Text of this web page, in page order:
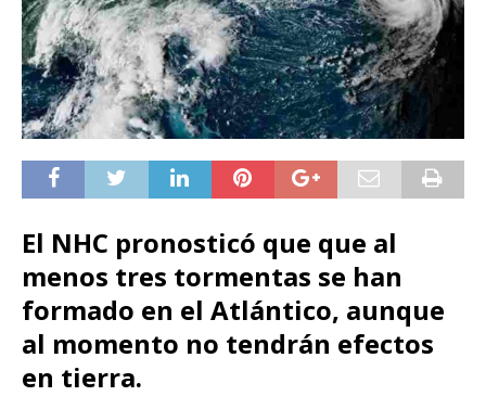
El NHC pronosticó que que al
menos tres tormentas se han
formado en el Atlántico, aunque
al momento no tendrán efectos
en tierra.